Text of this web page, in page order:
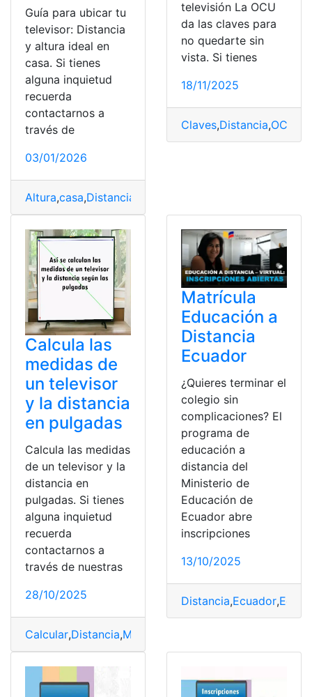
Guía para ubicar tu
televisor: Distancia
y altura ideal en
casa. Si tienes
alguna inquietud
recuerda
contactarnos a
través de
03/01/2026
Altura,casa,Distancia
televisión La OCU
da las claves para
no quedarte sin
vista. Si tienes
18/11/2025
Claves,Distancia,OCU
Calcula las
medidas de
un televisor
y la distancia
en pulgadas
Calcula las medidas
de un televisor y la
distancia en
pulgadas. Si tienes
alguna inquietud
recuerda
contactarnos a
través de nuestras
28/10/2025
Calcular,Distancia,Medidas
Matrícula
Educación a
Distancia
Ecuador
¿Quieres terminar el
colegio sin
complicaciones? El
programa de
educación a
distancia del
Ministerio de
Educación de
Ecuador abre
inscripciones
13/10/2025
Distancia,Ecuador,